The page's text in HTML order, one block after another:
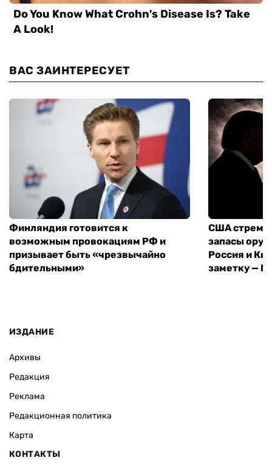
ВАС ЗАИНТЕРЕСУЕТ
Финляндия готовится к
возможным провокациям РФ и
призывает быть «чрезвычайно
бдительными»
США
запасы
Россия и
заметку —
ИЗДАНИЕ
Архивы
Редакция
Реклама
Редакционная политика
Карта
КОНТАКТЫ